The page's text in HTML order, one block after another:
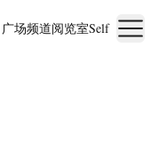
广场频道阅览室Self